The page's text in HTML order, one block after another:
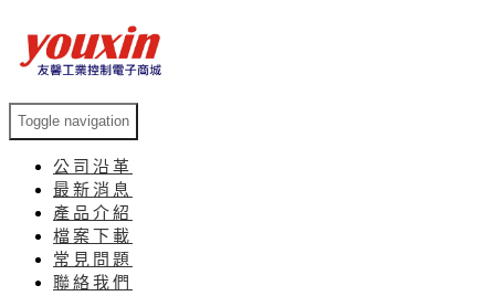
Toggle navigation
公司沿革
最新消息
產品介紹
檔案下載
常見問題
聯絡我們